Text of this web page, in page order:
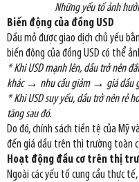
Những yếu tố ảnh
Biến động của đồng USD
Dầu mỏ được giao dịch chủ yếu
biến động của đồng USD có thể
* Khi USD mạnh lên, dầu trở nên
khác → nhu cầu giảm → giá dầu
* Khi USD suy yếu, dầu trở nên
tăng sau đó.
Do đó, chính sách tiền tệ của Mỹ
đến giá dầu trên thị trường toàn
Hoạt động đầu cơ trên thị
Ngoài các yếu tố cung cầu thực